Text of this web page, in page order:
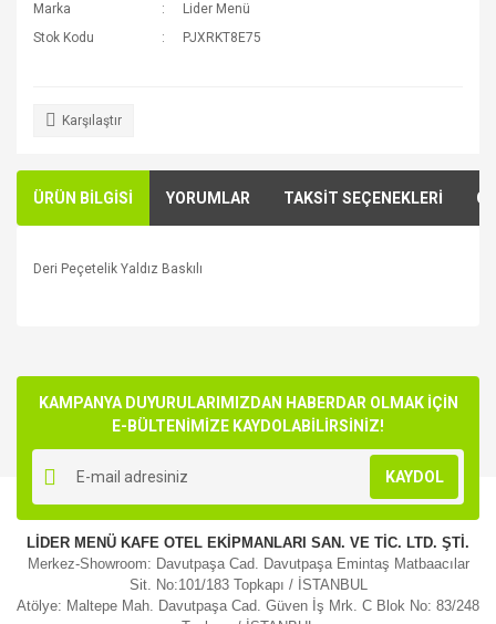
Marka
Lider Menü
Stok Kodu
PJXRKT8E75
Karşılaştır
ÜRÜN BİLGİSİ YORUMLAR TAKSİT SEÇENEKLERİ
Deri Peçetelik Yaldız Baskılı
Yorum Yaz
kullanarak tarafımıza iletebilirsiniz.
Görüş ve önerileriniz için teşekkür ederiz.
Ürün resmi kalitesiz, bozuk veya görüntülenemiyor.
Ürün açıklamasında eksik bilgiler bulunuyor.
Ürün bilgilerinde hatalar bulunuyor.
Ürün fiyatı diğer sitelerden daha pahalı.
Bu ürüne benzer farklı alternatifler olmalı.
KAMPANYA DUYURULARIMIZDAN HABERDAR OLMAK İÇİN
E-BÜLTENİMİZE KAYDOLABİLİRSİNİZ!
KAYDOL
LİDER MENÜ KAFE OTEL EKİPMANLARI SAN. VE TİC. LTD. ŞTİ.
Merkez-Showroom: Davutpaşa Cad. Davutpaşa Emintaş Matbaacılar
Sit. No:101/183 Topkapı / İSTANBUL
Atölye: Maltepe Mah. Davutpaşa Cad. Güven İş Mrk. C Blok No: 83/248